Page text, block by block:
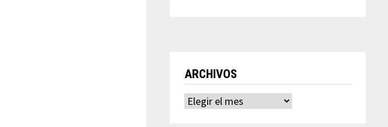
ARCHIVOS
Archivos